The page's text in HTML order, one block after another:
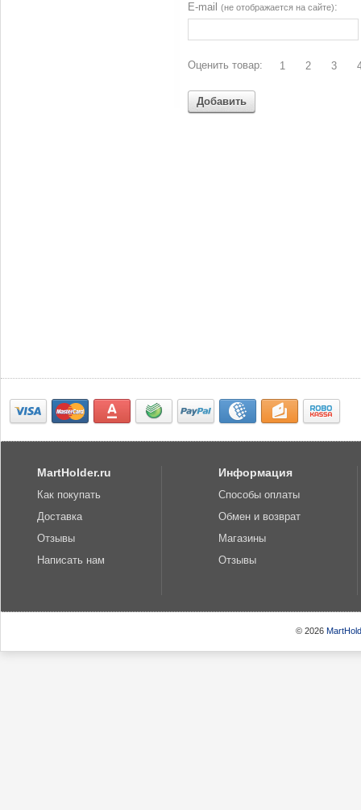
E-mail (не отображается на сайте):
Оценить товар: 1 2 3
Добавить
MartHolder.ru
Как покупать
Доставка
Отзывы
Написать нам
Информация
Способы оплаты
Обмен и возврат
Магазины
Отзывы
© 2026